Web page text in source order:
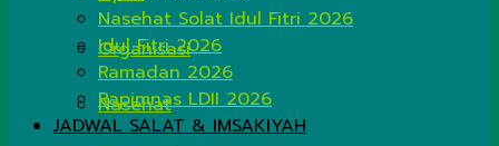
Organisasi
Nasehat
Nasehat Solat Idul Fitri 2026
Idul Fitri 2026
Ramadan 2026
Rapimnas LDII 2026
JADWAL SALAT & IMSAKIYAH